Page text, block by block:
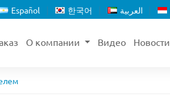
Español 한국어 العربية
О компании Видео Новости